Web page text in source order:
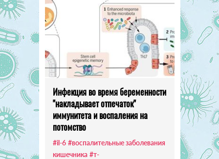
Инфекция во время беременности
"накладывает отпечаток"
иммунитета и воспаления на
потомство
#il-6 #воспалительные заболевания
кишечника #т-